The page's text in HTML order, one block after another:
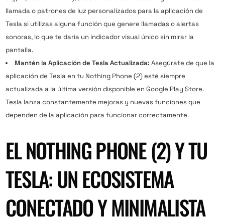
llamada o patrones de luz personalizados para la aplicación de
Tesla si utilizas alguna función que genere llamadas o alertas
sonoras, lo que te daría un indicador visual único sin mirar la
pantalla.
Mantén la Aplicación de Tesla Actualizada: Asegúrate de que la
aplicación de Tesla en tu Nothing Phone (2) esté siempre
actualizada a la última versión disponible en Google Play Store.
Tesla lanza constantemente mejoras y nuevas funciones que
dependen de la aplicación para funcionar correctamente.
EL NOTHING PHONE (2) Y TU
TESLA: UN ECOSISTEMA
CONECTADO Y MINIMALISTA